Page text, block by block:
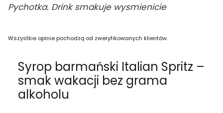
Pychotka. Drink smakuje wysmienicie
Wszystkie opinie pochodzą od zweryfikowanych klientów.
Syrop barmański Italian Spritz –
smak wakacji bez grama
alkoholu